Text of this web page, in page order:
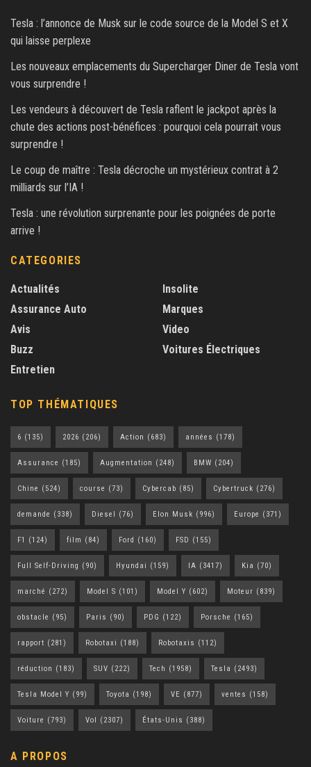
Tesla : l’annonce de Musk sur le code source de la Model S et X
qui laisse perplexe
Les nouveaux emplacements du Supercharger Diner de Tesla vont
vous surprendre !
Les vendeurs à découvert de Tesla raflent le jackpot après la
chute des actions post-bénéfices : pourquoi cela pourrait vous
surprendre !
Le coup de maître : Tesla décroche un mystérieux contrat à 2
milliards sur l’IA !
Tesla : une révolution surprenante pour les poignées de porte
arrive !
CATEGORIES
Actualités
Assurance Auto
Avis
Buzz
Entretien
Insolite
Marques
Video
Voitures Électriques
TOP THÉMATIQUES
6 (135) 2026 (206) Action (683) années (178)
Assurance (185) Augmentation (248) BMW (204)
Chine (524) course (73) Cybercab (85) Cybertruck (276)
demande (338) Diesel (76) Elon Musk (996) Europe (371)
F1 (124) film (84) Ford (160) FSD (155)
Full Self-Driving (90) Hyundai (159) IA (3417) Kia (70)
marché (272) Model S (101) Model Y (602) Moteur (839)
obstacle (95) Paris (90) PDG (122) Porsche (165)
rapport (281) Robotaxi (188) Robotaxis (112)
réduction (183) SUV (222) Tech (1958) Tesla (2493)
Tesla Model Y (99) Toyota (198) VE (877) ventes (158)
Voiture (793) Vol (2307) États-Unis (388)
A PROPOS